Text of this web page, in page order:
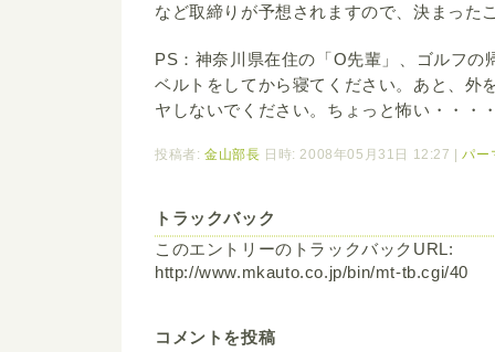
など取締りが予想されますので、決まった
PS：神奈川県在住の「O先輩」、ゴルフの
ベルトをしてから寝てください。あと、外
ヤしないでください。ちょっと怖い・・・
投稿者:金山部長 日時: 2008年05月31日 12:27 パー
トラックバック
このエントリーのトラックバックURL:
http://www.mkauto.co.jp/bin/mt-tb.cgi/40
コメントを投稿